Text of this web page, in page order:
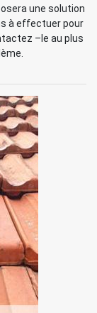
une solution
à effectuer pour
–le au plus